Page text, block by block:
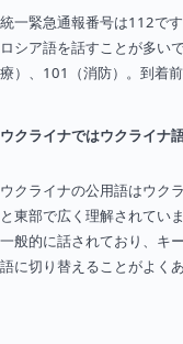
統一緊急通報番号は112で
ロシア語を話すことが多い
療）、101（消防）。到着
ウクライナではウクライナ
ウクライナの公用語はウク
と東部で広く理解されてい
一般的に話されており、キ
語に切り替えることがよくあ